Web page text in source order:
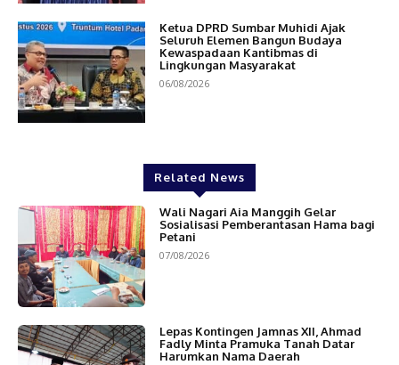
Ketua DPRD Sumbar Muhidi Ajak
Seluruh Elemen Bangun Budaya
Kewaspadaan Kantibmas di
Lingkungan Masyarakat
06/08/2026
Related News
Wali Nagari Aia Manggih Gelar
Sosialisasi Pemberantasan Hama bagi
Petani
07/08/2026
Lepas Kontingen Jamnas XII, Ahmad
Fadly Minta Pramuka Tanah Datar
Harumkan Nama Daerah